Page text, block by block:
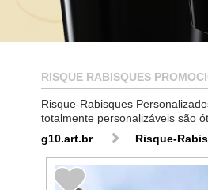
RISQUE RABISQUES
Risque-Rabisques
totalmente personalizáveis são
g10.art.br
Risque-